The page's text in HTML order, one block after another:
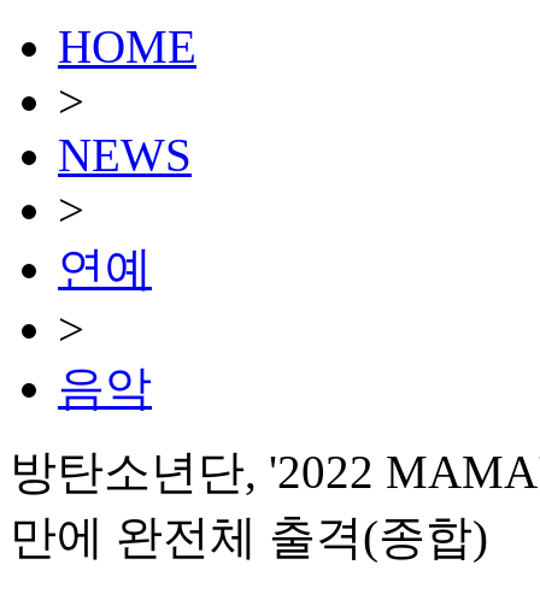
HOME
>
NEWS
>
연예
>
음악
방탄소년단, '2022
만에 완전체 출격(종합)